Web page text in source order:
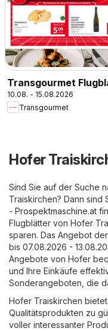
Transgourmet
10.08. - 15.08.2026
Transgourmet
Hofer
Sind Sie auf der Suche
Traiskirchen? Dann sind
- Prospektmaschine.at
Flugblätter von Hofer
sparen. Das Angebot
bis 07.08.2026 -
Angebote von Hofer
und Ihre Einkäufe
Sonderangeboten, die
Hofer Traiskirchen
Qualitätsprodukten zu
voller interessanter